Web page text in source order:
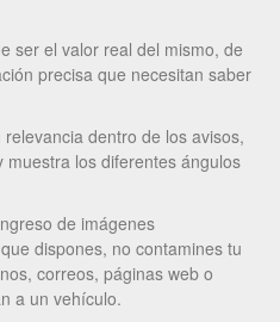
ser el valor real del mismo, de
precisa que necesitan saber
dentro de los avisos,
los diferentes ángulos
de imágenes
dispones, no contamines tu
correos, páginas web o
a un vehículo.